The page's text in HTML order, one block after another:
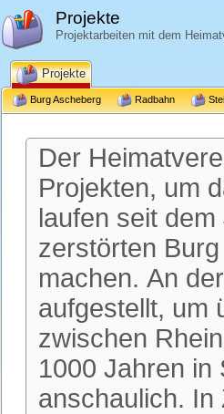
Projekte
Projektarbeiten mit dem
Projekte
Burg Ascheberg Radbahn
Der
Projekten, um
laufen seit
zerstörten
machen. An
aufgestellt, um
zwischen
1000 Jahren in
anschaulich. In